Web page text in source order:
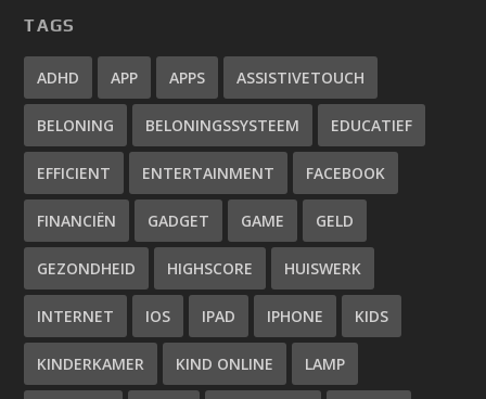
TAGS
ADHD APP APPS ASSISTIVETOUCH
BELONING BELONINGSSYSTEEM EDUCATIEF
EFFICIENT ENTERTAINMENT FACEBOOK
FINANCIËN GADGET GAME GELD
GEZONDHEID HIGHSCORE HUISWERK
INTERNET IOS IPAD IPHONE KIDS
KINDERKAMER KIND ONLINE LAMP